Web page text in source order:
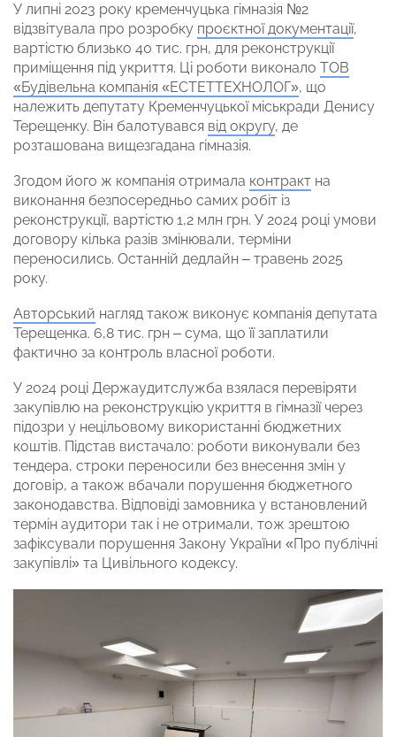
У липні 2023 року кременчуцька гімназія №2
відзвітувала про розробку проєктної документації,
вартістю близько 40 тис. грн, для реконструкції
приміщення під укриття. Ці роботи виконало ТОВ
«Будівельна компанія «ЕСТЕТТЕХНОЛОГ», що
належить депутату Кременчуцької міськради Денису
Терещенку. Він балотувався від округу, де
розташована вищезгадана гімназія.
Згодом його ж компанія отримала контракт на
виконання безпосередньо самих робіт із
реконструкції, вартістю 1,2 млн грн. У 2024 році умови
договору кілька разів змінювали, терміни
переносились. Останній дедлайн – травень 2025
року.
Авторський нагляд також виконує компанія депутата
Терещенка. 6,8 тис. грн – сума, що її заплатили
фактично за контроль власної роботи.
У 2024 році Держаудитслужба взялася перевіряти
закупівлю на реконструкцію укриття в гімназії через
підозри у нецільовому використанні бюджетних
коштів. Підстав вистачало: роботи виконували без
тендера, строки переносили без внесення змін у
договір, а також вбачали порушення бюджетного
законодавства. Відповіді замовника у встановлений
термін аудитори так і не отримали, тож зрештою
зафіксували порушення Закону України «Про публічні
закупівлі» та Цивільного кодексу.